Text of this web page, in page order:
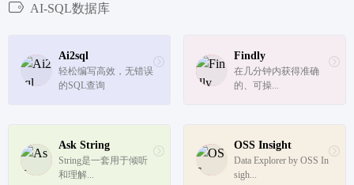
AI-SQL数据库
Ai2sql
轻松编写高效，无错误
的SQL查询
Findly
在几分钟内获得准确
的、可操...
Ask String
String是一套用于倾听
和理解...
OSS Insight
Data Explorer by OSS In
sigh...